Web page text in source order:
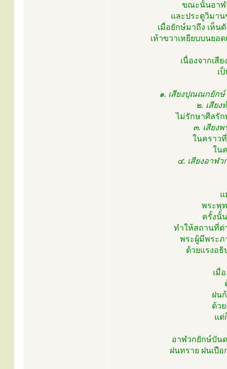
ขณะนั้นอาฬ
และประตูวิมาน
เมื่อยักษ์มาถึง เห็น
เท้าขวาเหยียบบนยอ
เนื่องจากเสี
เ
๑. เสียงปุณณกยักษ์
๒. เสียง
ไม่รักษาศีลรั
๓. เสียง
ในคราว
ใน
๔. เสียงอาฬว
แ
พระพุ
ครั้งนั้
ทำให้สถานที่ต่
พระผู้มีพระภ
ด้วยแรงอ
เมื่
ฝน
ด้ว
แต่
อาฬวกยักษ์บัน
ฝนทราย ฝนเปื